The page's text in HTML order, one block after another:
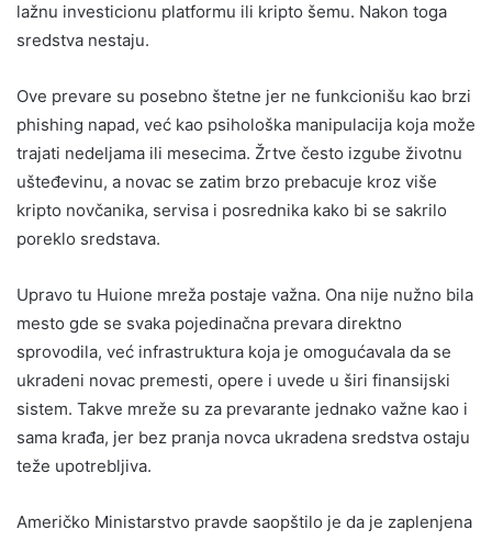
lažnu investicionu platformu ili kripto šemu. Nakon toga
sredstva nestaju.
Ove prevare su posebno štetne jer ne funkcionišu kao brzi
phishing napad, već kao psihološka manipulacija koja može
trajati nedeljama ili mesecima. Žrtve često izgube životnu
ušteđevinu, a novac se zatim brzo prebacuje kroz više
kripto novčanika, servisa i posrednika kako bi se sakrilo
poreklo sredstava.
Upravo tu Huione mreža postaje važna. Ona nije nužno bila
mesto gde se svaka pojedinačna prevara direktno
sprovodila, već infrastruktura koja je omogućavala da se
ukradeni novac premesti, opere i uvede u širi finansijski
sistem. Takve mreže su za prevarante jednako važne kao i
sama krađa, jer bez pranja novca ukradena sredstva ostaju
teže upotrebljiva.
Američko Ministarstvo pravde saopštilo je da je zaplenjena